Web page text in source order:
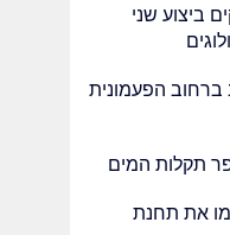
ביצוע שני
ברחוב הפעמונית
תקלות המים
את תחנת